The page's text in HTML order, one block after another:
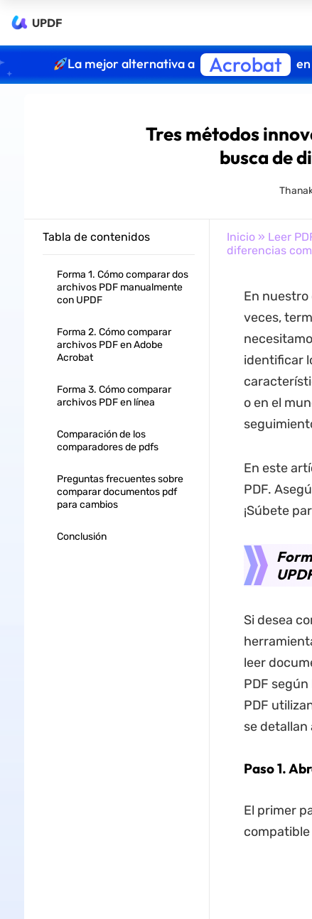
UPDF
La mejor alternativa a Acrobat
Tres métodos
busca de
Tabla de contenidos
Forma 1. Cómo comparar dos
archivos PDF manualmente
con UPDF
Forma 2. Cómo comparar
archivos PDF en Adobe
Acrobat
Forma 3. Cómo comparar
archivos PDF en línea
Comparación de los
comparadores de pdfs
Preguntas frecuentes sobre
comparar documentos pdf
para cambios
Conclusión
Inicio» Leer
diferencias
En
veces,
identificar
o en el
En este
PDF.
¡Súbete
Si desea
leer
PDF
PDF
se
Paso 1.
El primer
compatible